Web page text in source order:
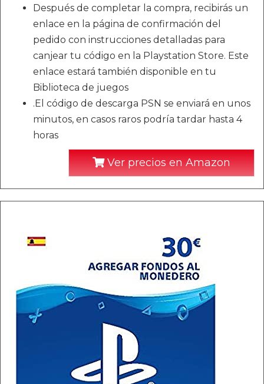
Después de completar la compra, recibirás un
enlace en la página de confirmación del
pedido con instrucciones detalladas para
canjear tu código en la Playstation Store. Este
enlace estará también disponible en tu
Biblioteca de juegos
.El código de descarga PSN se enviará en unos
minutos, en casos raros podría tardar hasta 4
horas
Ver precios en Amazon